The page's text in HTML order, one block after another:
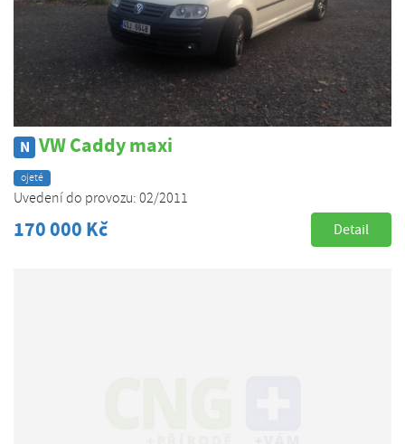
N VW Caddy maxi
ojeté
Uvedení do provozu: 02/2011
170 000 Kč Detail